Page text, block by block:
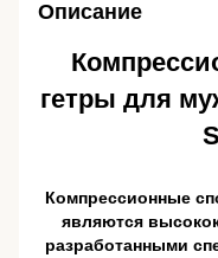
Описание
гетры для
Компрессионные
являются
разработанными